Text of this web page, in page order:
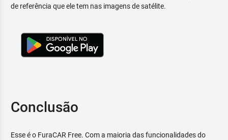
de referência que ele tem nas imagens de satélite.
Conclusão
Esse é o FuraCAR Free. Com a maioria das funcionalidades do